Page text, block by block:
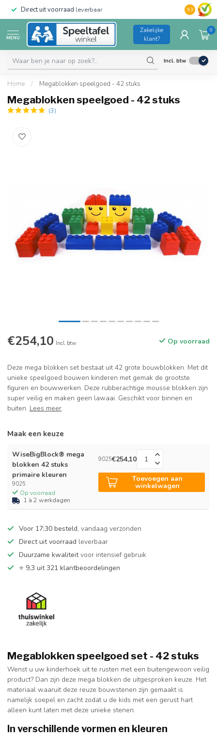
Direct uit voorraad leverbaar Duurzame
9.3
MENU
Zakelijke
klant?
0
Incl. btw
Home / Megablokken speelgoed - 42 stuks
Megablokken speelgoed - 42 stuks
(3)
€254,10 Incl. btw Op voorraad
Deze mega blokken set bestaat uit 42 grote bouwblokken. Met dit
unieke speelgoed bouwen kinderen met gemak de grootste
figuren en bouwwerken. Deze rubberachtige mousse blokken zijn
super veilig en maken geen lawaai. Geschikt voor binnen en
buiten. Lees meer.
Maak een keuze
WiseBigBlock® mega
blokken 42 stuks
primaire kleuren
9025
Op voorraad
1 à 2 werkdagen
9025€254,10
Toevoegen aan
winkelwagen
Voor 17:30 besteld, vandaag verzonden
Direct uit voorraad leverbaar
Duurzame kwaliteitvoor intensief gebruik
⭐ 9,3 uit 321 klantbeoordelingen
Megablokken speelgoed set - 42 stuks
Wenst u uw kinderhoek uit te rusten met een buitengewoon veilig
product? Dan zijn deze mega blokken de uitgesproken keuze. Het
materiaal waaruit deze reuze bouwstenen zijn gemaakt is
namelijk soepel en zacht zodat u de kids met een gerust hart
alleen kunt laten met deze unieke stenen.
In verschillende vormen en kleuren